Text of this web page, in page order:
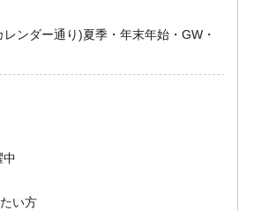
ンダー通り)夏季・年末年始・GW・
い方